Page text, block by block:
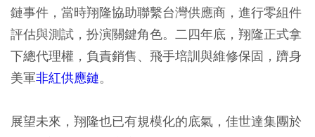
鏈事件，當時翔隆協助聯繫台灣供應商，進行零組件
評估與測試，扮演關鍵角色。二四年底，翔隆正式拿
下總代理權，負責銷售、飛手培訓與維修保固，躋身
美軍非紅供應鏈。
展望未來，翔隆也已有規模化的底氣，佳世達集團於